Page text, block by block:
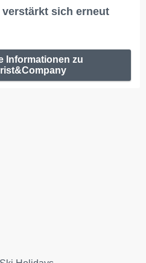
sich erneut
Informationen zu